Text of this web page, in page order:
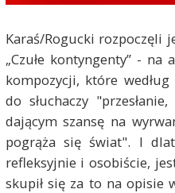
Karaś/Rogucki rozpoczęli
„Czułe kontyngenty” - na
kompozycji, które według
do słuchaczy
dającym szansę na
pogrąża się świat". I
refleksyjnie i osobiście,
skupił się za to na opisie